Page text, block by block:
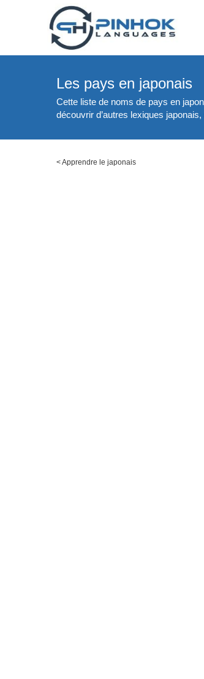
Les pays en japonais
Cette liste de noms de pays en
découvrir d’autres lexiques
<Apprendre le japonais